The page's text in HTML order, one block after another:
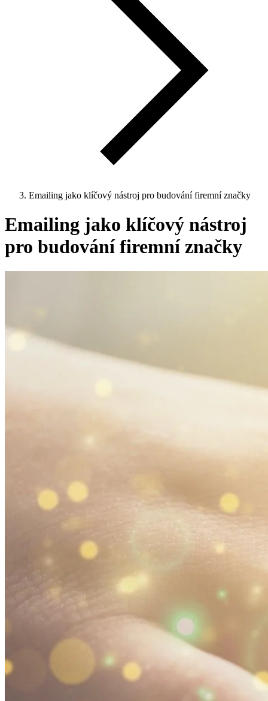
Emailing jako klíčový nástroj pro budování firemní značky
Emailing jako klíčový nástroj
pro budování firemní značky